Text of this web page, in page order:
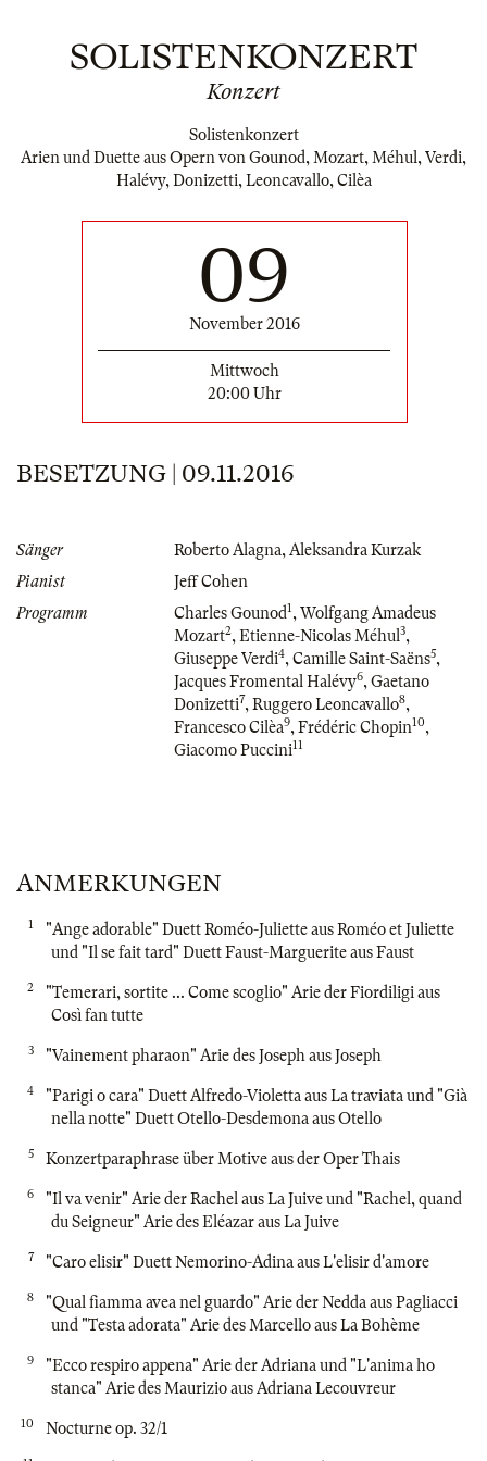
SOLISTENKONZERT
Konzert
Solistenkonzert
Arien und Duette aus Opern von Gounod, Mozart, Méhul, Verdi,
Halévy, Donizetti, Leoncavallo, Cilèa
09
November 2016
Mittwoch
20:00 Uhr
BESETZUNG | 09.11.2016
Sänger Roberto Alagna, Aleksandra Kurzak
Pianist
Jeff Cohen
Programm
Charles Gounod1, Wolfgang Amadeus
Mozart2, Etienne-Nicolas Méhul 3,
Giuseppe Verdi4, Camille Saint-Saëns5,
Jacques Fromental Halévy6, Gaetano
Donizetti7, Ruggero Leoncavallo8,
Francesco Cilèa9, Frédéric Chopin10,
Giacomo Puccini11
ANMERKUNGEN
1
"Ange adorable" Duett Roméo-Juliette aus Roméo et Juliette
und "Il se fait tard" Duett Faust-Marguerite aus Faust
2
"Temerari, sortite ... Come scoglio" Arie der Fiordiligi aus
Così fan tutte
3 "Vainement pharaon" Arie des Joseph aus Joseph
4
"Parigi o cara" Duett Alfredo-Violetta aus La traviata und "Già
nella notte" Duett Otello-Desdemona aus Otello
5 Konzertparaphrase über Motive aus der Oper Thais
6
"Il va venir" Arie der Rachel aus La Juive und "Rachel, quand
du Seigneur" Arie des Eléazar aus La Juive
7 "Caro elisir" Duett Nemorino-Adina aus L'elisir d'amore
8
"Qual fiamma avea nel guardo" Arie der Nedda aus Pagliacci
und "Testa adorata" Arie des Marcello aus La Bohème
9
"Ecco respiro appena" Arie der Adriana und "L'anima ho
stanca" Arie des Maurizio aus Adriana Lecouvreur
10 Nocturne op. 32/1